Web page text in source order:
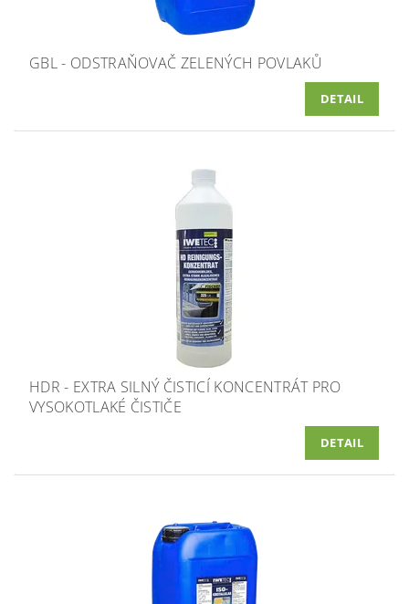
GBL - ODSTRAŇOVAČ ZELENÝCH POVLAKŮ
DETAIL
HDR - EXTRA SILNÝ ČISTICÍ KONCENTRÁT PRO
VYSOKOTLAKÉ ČISTIČE
DETAIL